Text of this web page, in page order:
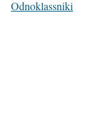
Odnoklassniki